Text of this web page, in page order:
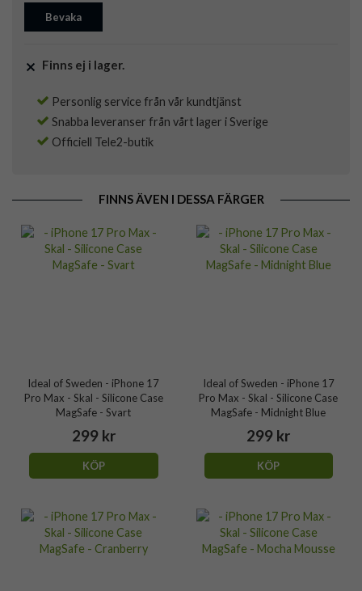
Bevaka
Finns ej i lager.
Personlig service från vår kundtjänst
Snabba leveranser från vårt lager i Sverige
Officiell Tele2-butik
FINNS ÄVEN I DESSA FÄRGER
Ideal of Sweden - iPhone 17
Pro Max - Skal - Silicone Case
MagSafe - Svart
299 kr
KÖP
Ideal of Sweden - iPhone 17
Pro Max - Skal - Silicone Case
MagSafe - Midnight Blue
299 kr
KÖP